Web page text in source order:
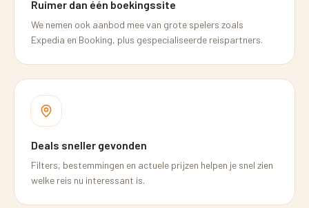
Ruimer dan één boekingssite
We nemen ook aanbod mee van grote spelers zoals
Expedia en Booking, plus gespecialiseerde reispartners.
Deals sneller gevonden
Filters, bestemmingen en actuele prijzen helpen je snel zien
welke reis nu interessant is.